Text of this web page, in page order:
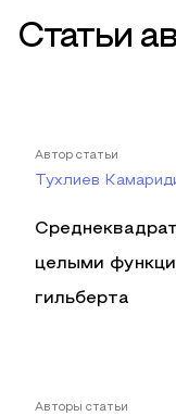
Статьи
Автор статьи
Тухлиев
целыми
гильберта
Авторы статьи